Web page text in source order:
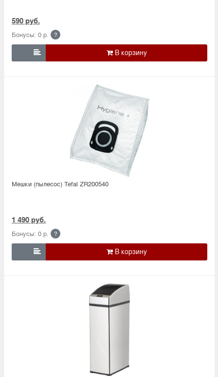
590 руб.
Бонусы: 0 р. ?

Мешки (пылесос) Tefal ZR200540
1 490 руб.
Бонусы: 0 р. ?
